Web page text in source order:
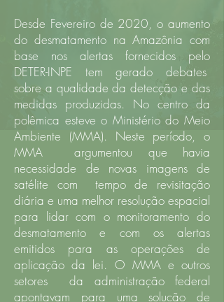
Desde Fevereiro de 2020, o aumento
do desmatamento na Amazônia com
base nos alertas fornecidos pelo
DETER-INPE tem gerado debates
sobre a qualidade da detecção e das
medidas produzidas. No centro da
polêmica esteve o Ministério do Meio
Ambiente (MMA). Neste período, o
MMA argumentou que havia
necessidade de novas imagens de
satélite com tempo de revisitação
diária e uma melhor resolução espacial
para lidar com o monitoramento do
desmatamento e com os alertas
emitidos para as operações de
aplicação da lei. O MMA e outros
setores da administração federal
apontavam para uma solução de